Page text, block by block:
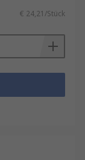
€ 24,21/Stück